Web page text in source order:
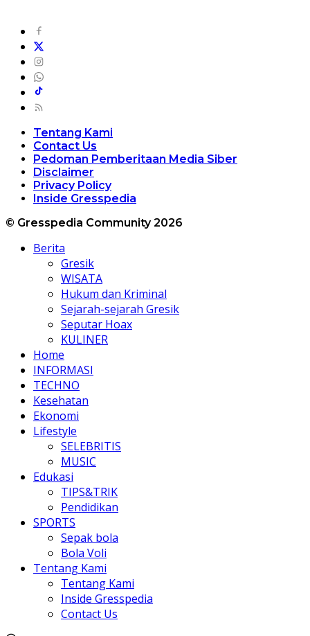
Tentang Kami
Contact Us
Pedoman Pemberitaan Media Siber
Disclaimer
Privacy Policy
Inside Gresspedia
© Gresspedia Community 2026
Berita
Gresik
WISATA
Hukum dan Kriminal
Sejarah-sejarah Gresik
Seputar Hoax
KULINER
Home
INFORMASI
TECHNO
Kesehatan
Ekonomi
Lifestyle
SELEBRITIS
MUSIC
Edukasi
TIPS&TRIK
Pendidikan
SPORTS
Sepak bola
Bola Voli
Tentang Kami
Tentang Kami
Inside Gresspedia
Contact Us